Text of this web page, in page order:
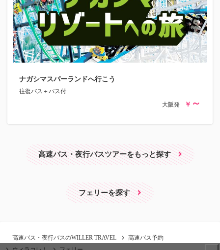
ナガシマスパーランドへ行こう
往復バス＋パス付
大阪発
高速バス・夜行バスツアーをもっと探す
フェリーを探す
高速バス・夜行バスのWILLER TRAVEL
高速バス予約